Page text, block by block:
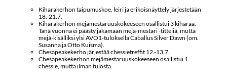
Kiharakerhon taipumuskoe, leiri ja erikoisnäyttely järjestetään
18.-21.7.
Kiharakerhon mejämestaruuskokeeseen osallistui 3 kiharaa.
Tänä vuonna ei päästy jakamaan mejä-mestari -titteliä, mutta
mejä-kisälliksi ylsi AVO1-tuloksella Caballus Silver Dawn (om.
Susanna ja Otto Kuisma).
Chesapeakekerho järjestää chessietreffit 12.-13.7.
Chesapeakekerhon mejämestaruuskokeeseen osallistui 1
chessie, mutta ilman tulosta.